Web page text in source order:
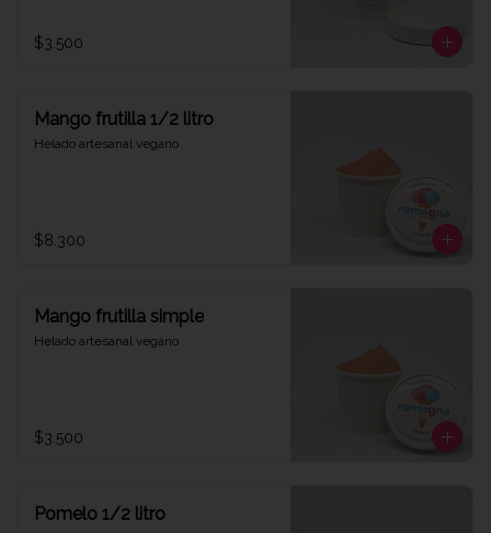
$3.500
Mango frutilla 1/2 litro
Helado artesanal vegano
$8.300
Mango frutilla simple
Helado artesanal vegano
$3.500
Pomelo 1/2 litro